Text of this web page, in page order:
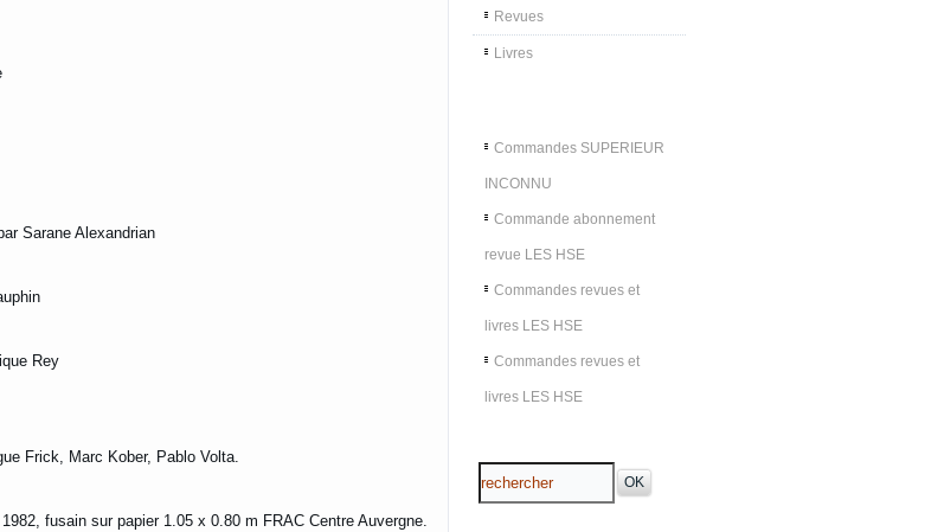
Sarane Alexandrian
Rey
Frick, Marc Kober, Pablo Volta.
fusain sur papier 1.05 x 0.80 m FRAC Centre Auvergne.
Revues
Livres
Commandes SUPERIEUR
INCONNU
Commande abonnement
revue LES HSE
Commandes revues et
livres LES HSE
Commandes revues et
livres LES HSE